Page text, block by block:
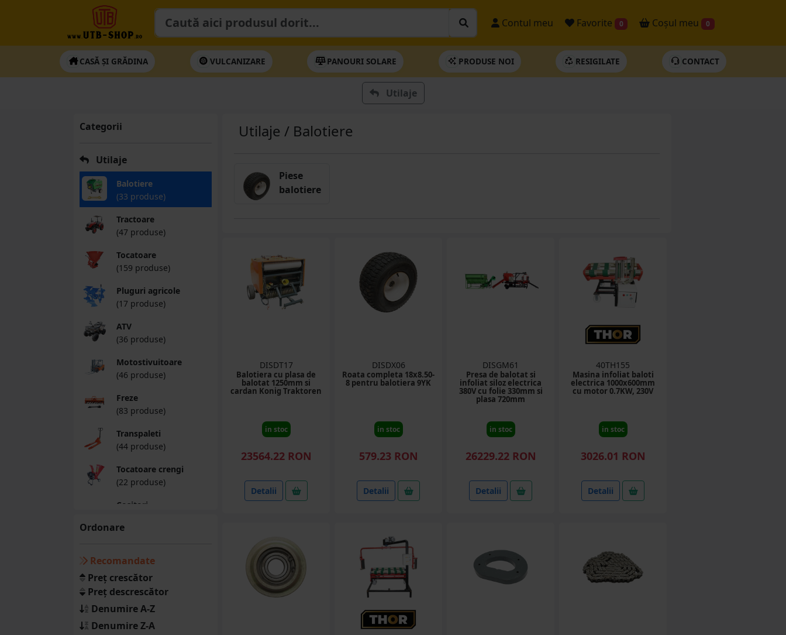
Contul meu Favorite 0 Coșul meu 0
CASĂ ȘI GRĂDINA VULCANIZARE PANOURI SOLARE PRODUSE NOI RESIGILATE CONTACT
Utilaje
Categorii
Utilaje
Balotiere
(33 produse)
Tractoare
(47 produse)
Tocatoare
(159 produse)
Pluguri agricole
(17 produse)
ATV
(36 produse)
Motostivuitoare
(46 produse)
Freze
(83 produse)
Transpaleti
(44 produse)
Tocatoare crengi
(22 produse)
Cositori
Disc agricol
(8 produse)
Procesare furaje
(79 produse)
Ordonare
Recomandate
Preț crescător
Preț descrescător
Denumire A-Z
Denumire Z-A
Utilaje / Balotiere
Piese
balotiere
DISDT17
Balotiera cu plasa de
balotat 1250mm si
cardan Konig Traktoren
in stoc
23564.22 RON
Detalii
DISDX06
Roata completa 18x8.50-
8 pentru balotiera 9YK
in stoc
579.23 RON
Detalii
DISGM61
Presa de balotat si
infoliat siloz electrica
380V cu folie 330mm si
plasa 720mm
in stoc
26229.22 RON
Detalii
40TH155
Masina infoliat baloti
electrica 1000x600mm
cu motor 0.7KW, 230V
in stoc
3026.01 RON
Detalii